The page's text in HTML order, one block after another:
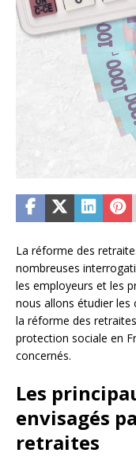
La réforme des
nombreuses
les employeurs et les
nous allons étudier les
la réforme des
protection sociale en
concernés.
Les
envisagés
retraites